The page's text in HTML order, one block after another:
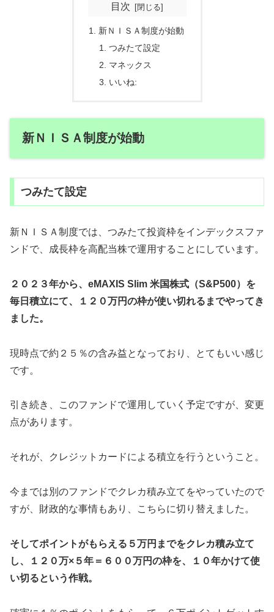
目次
新ＮＩＳＡ制度が始動
つみたて設定
マネックス
いいね:
新ＮＩＳＡ制度が始動
つみたて設定
新ＮＩＳＡ制度では、つみたて投資枠をインデックスファ
ンドで、成長枠を高配当株で運用することにしています。
２０２３年から、eMAXIS Slim 米国株式（S&P500）を
毎日積立にて、１２０万円の枠が使い切れるまでやってき
ました。
現時点で約２５％の含み益となっており、とてもいい感じ
です。
引き続き、このファンドで運用していく予定ですが、変更
点があります。
それが、クレジットカードによる積立を行うということ。
今までは別のファンドでクレカ積み立てをやっていたので
すが、財政的な事情もあり、こちらに切り替えました。
そしてポイントがもらえる５万円までをクレカ積み立て
し、１２０万×５年＝６００万円の枠を、１０年かけて使
い切るという作戦。